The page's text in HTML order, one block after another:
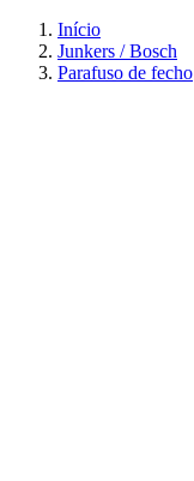
Início
Junkers / Bosch
Parafuso de fecho